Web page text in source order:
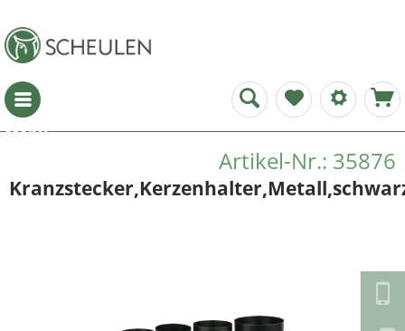
Menü
Artikel-Nr.: 35876